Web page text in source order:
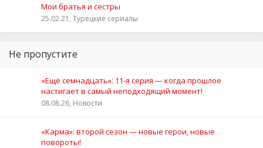
Мои братья и сестры
25.02.21, Турецкие сериалы
Не пропустите
«Ещё семнадцать»: 11‑я серия — когда прошлое
настигает в самый неподходящий момент!
08.08.26, Новости
«Карма»: второй сезон — новые герои, новые
повороты!